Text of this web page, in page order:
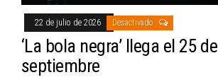
22 de julio de 2026 Desactivado
‘La bola negra’ llega el 25 de
septiembre